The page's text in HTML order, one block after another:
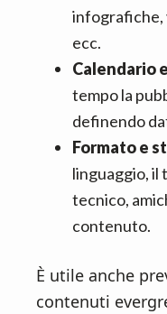
infografiche,
ecc.
Calendario
tempo la
definendo
Formato e
linguaggio, il
tecnico,
contenuto.
È utile anche
contenuti